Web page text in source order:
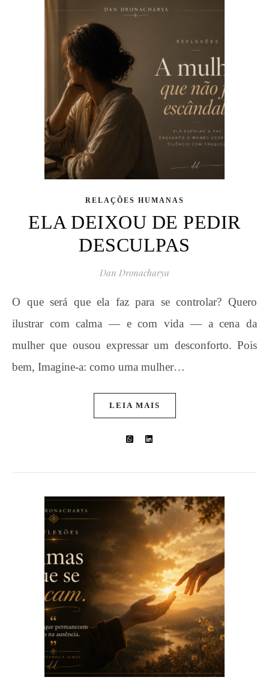
RELAÇÕES HUMANAS
ELA DEIXOU DE PEDIR
DESCULPAS
Dan Dronacharya
O que será que ela faz para se controlar? Quero
ilustrar com calma — e com vida — a cena da
mulher que ousou expressar um desconforto. Pois
bem, Imagine-a: como uma mulher…
LEIA MAIS